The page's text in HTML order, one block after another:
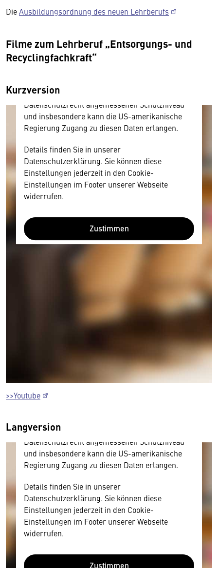
DieAusbildungsordnung des neuen Lehrberufs
Filme zum Lehrberuf „Entsorgungs- und
Recyclingfachkraft“
Kurzversion
Ihre Zustimmung, da Ihr Browser
personenbezogene technische Daten zu Geräten
Diese Daten unterliegen keinem dem EU-
Datenschutzrecht angemessenen Schutzniveau
und insbesondere kann die US-amerikanische
Regierung Zugang zu diesen Daten erlangen.
Details finden Sie in unserer
Datenschutzerklärung. Sie können diese
Einstellungen jederzeit in den Cookie-
Einstellungen im Footer unserer Webseite
widerrufen.
Zustimmen
>>Youtube
Langversion
Wir benötigen Ihre Zustimmung
Hier würden wir Ihnen gerne einen externen
Inhalt anzeigen. Dafür benötigen wir allerdings
Ihre Zustimmung, da Ihr Browser
personenbezogene technische Daten zu Geräten
Diese Daten unterliegen keinem dem EU-
Datenschutzrecht angemessenen Schutzniveau
und insbesondere kann die US-amerikanische
Regierung Zugang zu diesen Daten erlangen.
Details finden Sie in unserer
Datenschutzerklärung. Sie können diese
Einstellungen jederzeit in den Cookie-
Einstellungen im Footer unserer Webseite
widerrufen.
Zustimmen